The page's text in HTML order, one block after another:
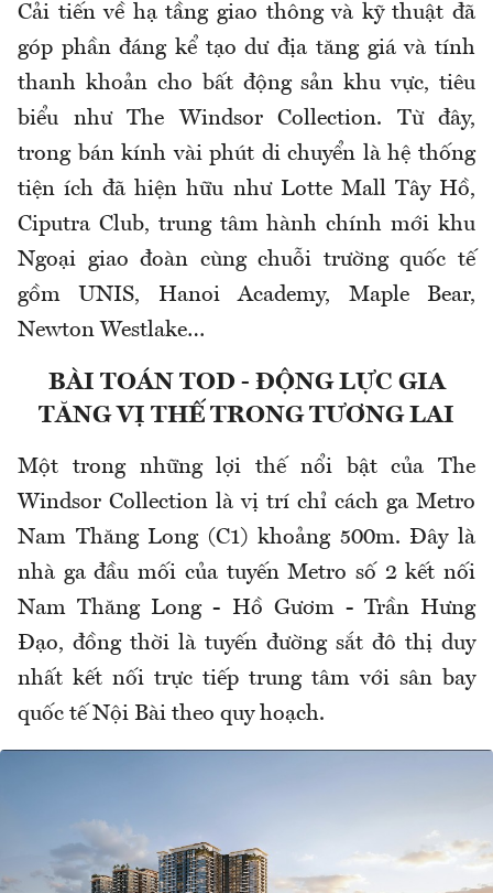
Cải tiến về hạ tầng giao thông và kỹ thuật đã
góp phần đáng kể tạo dư địa tăng giá và tính
thanh khoản cho bất động sản khu vực, tiêu
biểu như The Windsor Collection. Từ đây,
trong bán kính vài phút di chuyển là hệ thống
tiện ích đã hiện hữu như Lotte Mall Tây Hồ,
Ciputra Club, trung tâm hành chính mới khu
Ngoại giao đoàn cùng chuỗi trường quốc tế
gồm UNIS, Hanoi Academy, Maple Bear,
Newton Westlake…
BÀI TOÁN TOD - ĐỘNG LỰC GIA
TĂNG VỊ THẾ TRONG TƯƠNG LAI
Một trong những lợi thế nổi bật của The
Windsor Collection là vị trí chỉ cách ga Metro
Nam Thăng Long (C1) khoảng 500m. Đây là
nhà ga đầu mối của tuyến Metro số 2 kết nối
Nam Thăng Long - Hồ Gươm - Trần Hưng
Đạo, đồng thời là tuyến đường sắt đô thị duy
nhất kết nối trực tiếp trung tâm với sân bay
quốc tế Nội Bài theo quy hoạch.